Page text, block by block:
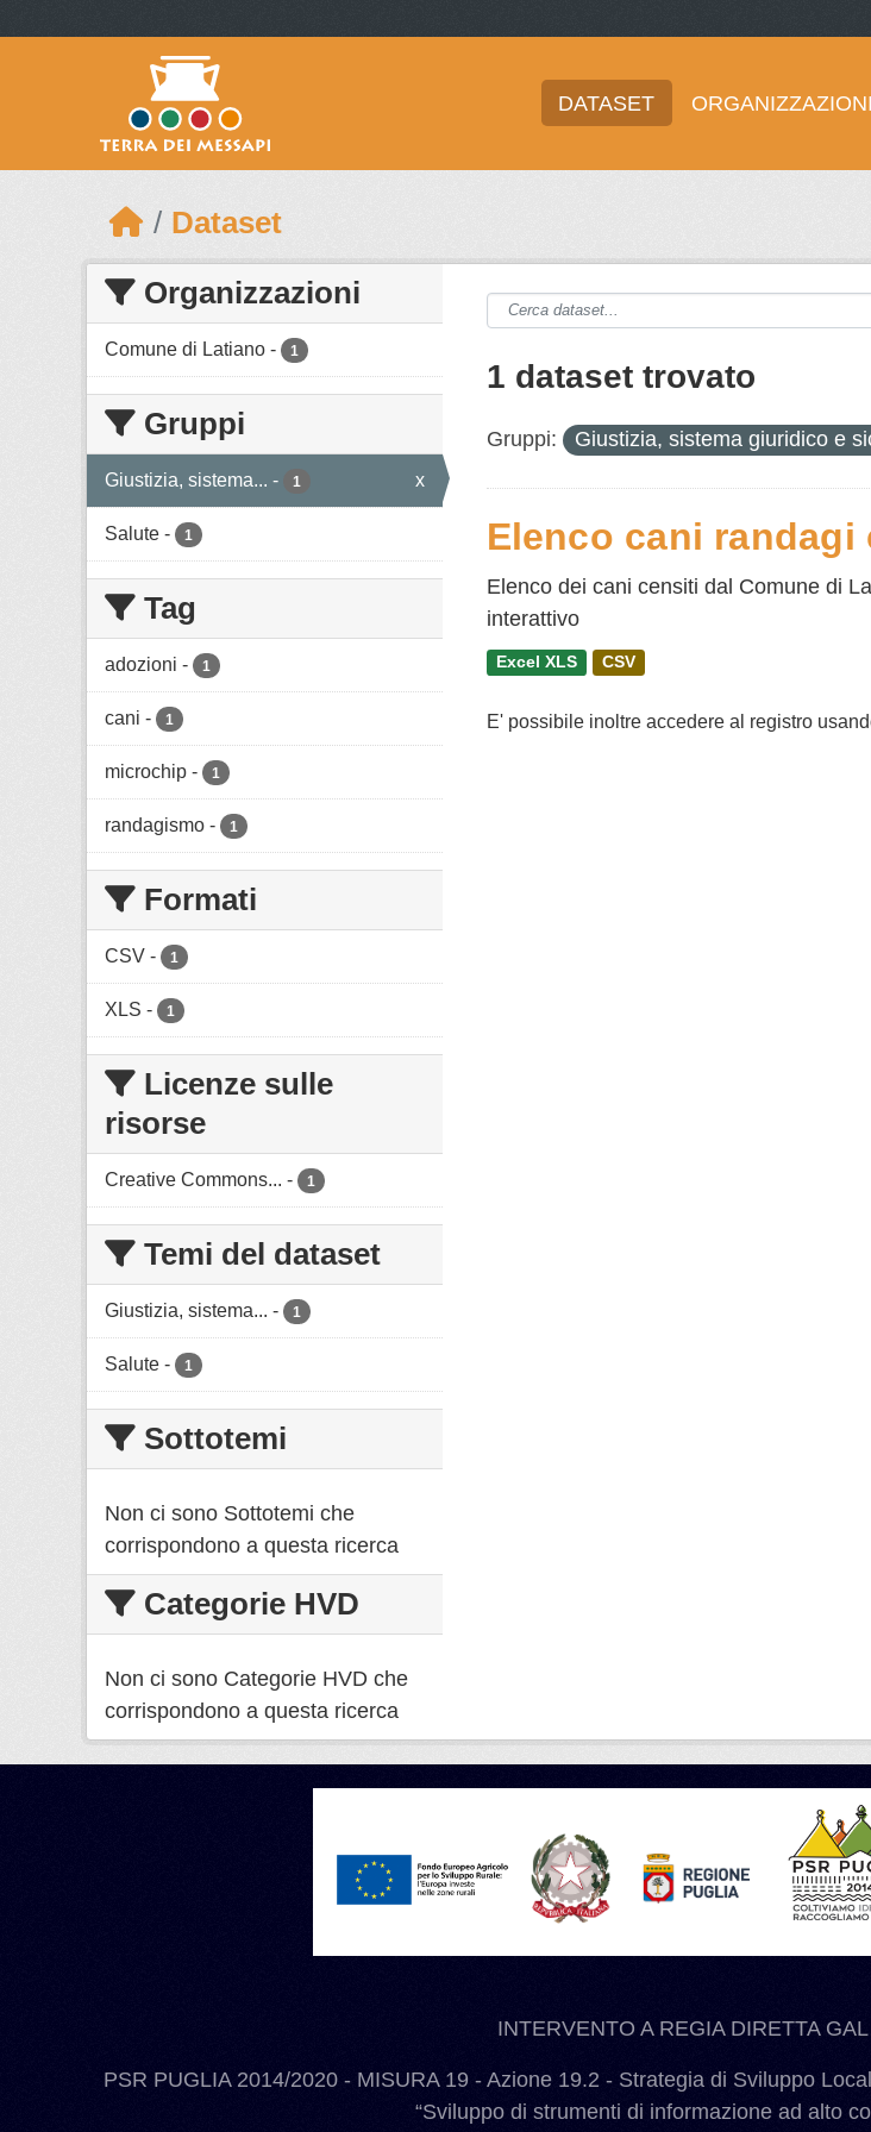
DATASET ORGANIZZAZIONI
Dataset
Organizzazioni
Comune di Latiano - 1
Gruppi
Giustizia, sistema... - 1 x
Salute - 1
Tag
adozioni - 1
cani - 1
microchip - 1
randagismo - 1
Formati
CSV - 1
XLS - 1
Licenze sulle
risorse
Creative Commons... - 1
Temi del dataset
Giustizia, sistema... - 1
Salute - 1
Sottotemi
Non ci sono Sottotemi che
corrispondono a questa ricerca
Categorie HVD
Non ci sono Categorie HVD che
corrispondono a questa ricerca
1 dataset trovato
Gruppi: Giustizia, sistema giuridico e
Elenco cani
Elenco dei cani censiti dal Comune di
interattivo
Excel XLS CSV
E' possibile inoltre accedere al registro
INTERVENTO A REGIA DIRETTA
PSR PUGLIA 2014/2020 - MISURA 19 - Azione 19.2 - Strategia di Sviluppo
“Sviluppo di strumenti di informazione ad alto